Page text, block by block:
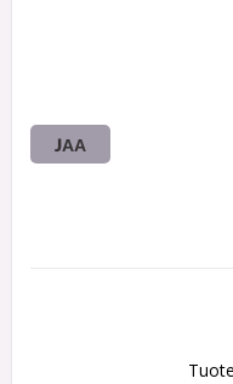
JAA